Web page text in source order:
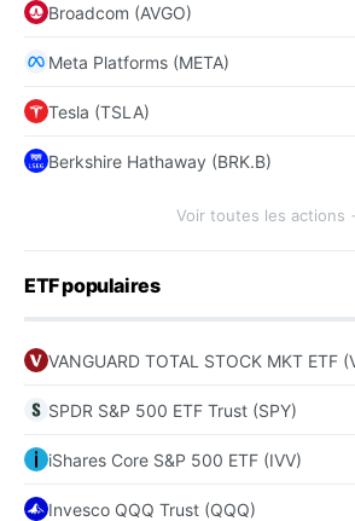
Broadcom (AVGO)
Meta Platforms (META)
Tesla (TSLA)
Berkshire Hathaway (BRK.B)
Voir toutes les actions
ETF populaires
VANGUARD TOTAL STOCK MKT ETF
SPDR S&P 500 ETF Trust (SPY)
iShares Core S&P 500 ETF (IVV)
Invesco QQQ Trust (QQQ)